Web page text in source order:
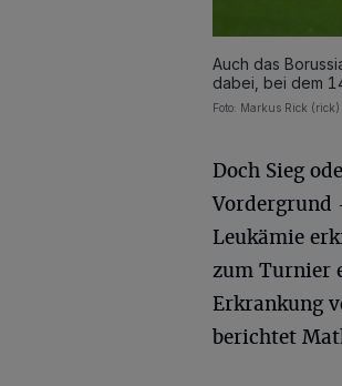
Auch das
dabei, bei dem
Foto: Markus Rick (rick)
Doch Sieg
Vordergrund
Leukämie
zum Turnier
Erkrankung
berichtet